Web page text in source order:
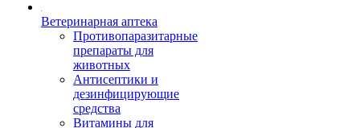
Ветеринарная аптека
Противопаразитарные
препараты для
животных
Антисептики и
дезинфицирующие
средства
Витамины для